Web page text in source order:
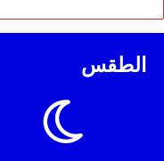
الطقس